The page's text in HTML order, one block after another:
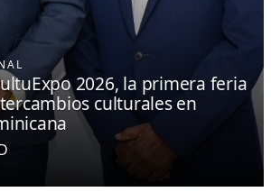
2026, la primera feria
culturales en